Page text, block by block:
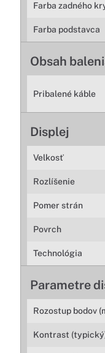
Farba zadného
Farba podstavca
Obsah
Pribalené káble
Displej
Velkosť
Rozlíšenie
Pomer strán
Povrch
Technológia
Parametre
Rozostup bodov
Kontrast